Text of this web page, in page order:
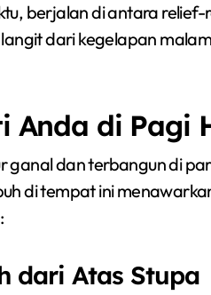
berjalan di antara relief-
dari kegelapan
Anda di Pagi
dan terbangun di
di tempat ini
dari Atas Stupa